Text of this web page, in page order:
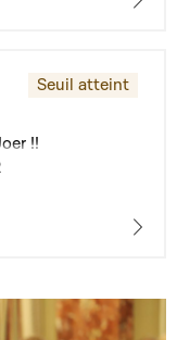
Seuil atteint
!!